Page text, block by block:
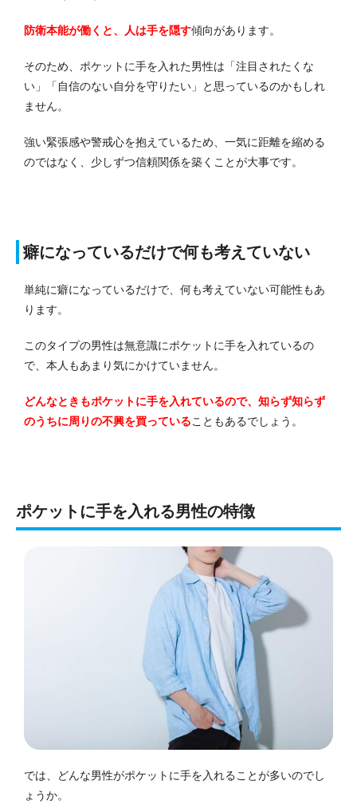
防衛本能が働くと、人は手を隠す傾向があります。
そのため、ポケットに手を入れた男性は「注目されたくな
い」「自信のない自分を守りたい」と思っているのかもしれ
ません。
強い緊張感や警戒心を抱えているため、一気に距離を縮める
のではなく、少しずつ信頼関係を築くことが大事です。
癖になっているだけで何も考えていない
単純に癖になっているだけで、何も考えていない可能性もあ
ります。
このタイプの男性は無意識にポケットに手を入れているの
で、本人もあまり気にかけていません。
どんなときもポケットに手を入れているので、知らず知らず
のうちに周りの不興を買っていることもあるでしょう。
ポケットに手を入れる男性の特徴
では、どんな男性がポケットに手を入れることが多いのでし
ょうか。